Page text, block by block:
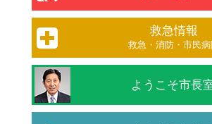
救急情報
救急・消防・市民
ようこそ市長